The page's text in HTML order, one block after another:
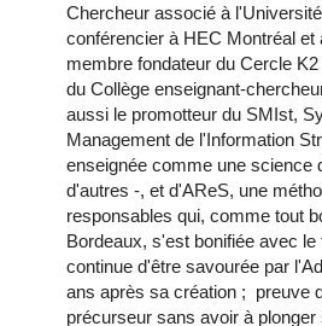
Chercheur associé à
conférencier à HEC Montréal et
membre fondateur du Cercle
du Collège enseignant-
aussi le promotteur du SMIst,
Management de l'Information
enseignée comme une science
d'autres -, et d'AReS, une
responsables qui, comme tout
Bordeaux, s'est bonifiée avec le
continue d'être savourée par
ans après sa création ; preuve
précurseur sans avoir à